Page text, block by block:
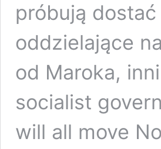
próbują
oddzielające
od Maroka,
socialist
will all move